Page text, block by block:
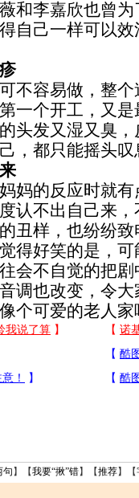
和李嘉欣也曾
自己一样可以
容易做，整个
一个开工，又
头发又湿又臭
，都只能摇头叹
的反应时就有
认不出自己来
丑样，也纷纷
好笑的是，可
会不自觉的把
调也改变，令
个可爱的老人家
句 】【我要“揪”错】【推荐】【